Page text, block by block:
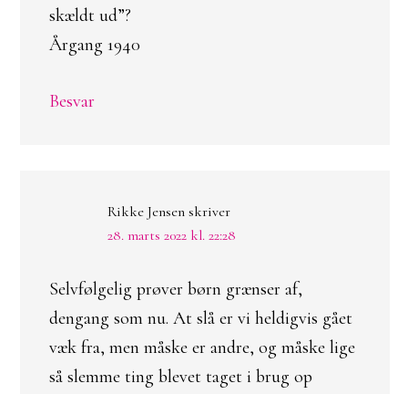
skældt ud”?
Årgang 1940
Besvar
Rikke Jensen skriver
28. marts 2022 kl. 22:28
Selvfølgelig prøver børn grænser af,
dengang som nu. At slå er vi heldigvis gået
væk fra, men måske er andre, og måske lige
så slemme ting blevet taget i brug op